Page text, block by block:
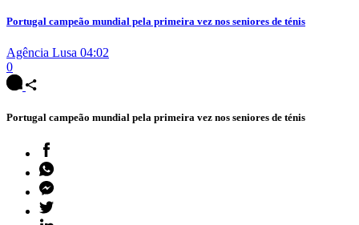
Portugal campeão mundial pela primeira vez nos seniores de ténis
Agência Lusa 04:02
0
Portugal campeão mundial pela primeira vez nos seniores de ténis